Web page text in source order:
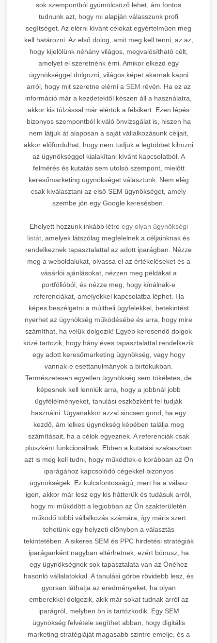
sok szempontból gyümölcsöző lehet, ám fontos
tudnunk azt, hogy mi alapján válasszunk profi
segítséget. Az elérni kívánt célokat egyértelműen meg
kell határozni. Az első dolog, amit meg kell tenni, az az,
hogy kijelölünk néhány világos, megvalósítható célt,
amelyet el szeretnénk érni. Amikor elkezd egy
ügynökséggel dolgozni, világos képet akarnak kapni
arról, hogy mit szeretne elérni a SEM révén. Ha ez az
információ már a kezdetektől készen áll a használatra,
akkor kis túlzással már elértük a félsikert. Ezen lépés
bizonyos szempontból kiváló önvizsgálat is, hiszen ha
nem látjuk át alaposan a saját vállalkozásunk céljait,
akkor előfordulhat, hogy nem tudjuk a legtöbbet kihozni
az ügynökséggel kialakítani kívánt kapcsolatból. A
felmérés és kutatás sem utolsó szempont, mielőtt
keresőmarketing ügynökséget választunk. Nem elég
csak kiválasztani az első SEM ügynökséget, amely
szembe jön egy Google keresésben.
Ehelyett hozzunk inkább létre egy olyan ügynökségi
listát, amelyek látszólag megfelelnek a céljainknak és
rendelkeznek tapasztalattal az adott iparágban. Nézze
meg a weboldalukat, olvassa el az értékeléseket és a
vásárlói ajánlásokat, nézzen meg példákat a
portfólióból, és nézze meg, hogy kínálnak-e
referenciákat, amelyekkel kapcsolatba léphet. Ha
képes beszélgetni a múltbeli ügyfelekkel, betekintést
nyerhet az ügynökség működésébe és arra, hogy mire
számíthat, ha velük dolgozik! Egyéb keresendő dolgok
közé tartozik, hogy hány éves tapasztalattal rendelkezik
egy adott keresőmarketing ügynökség, vagy hogy
vannak-e esettanulmányok a birtokukban.
Természetesen egyetlen ügynökség sem tökéletes, de
képesnek kell lenniük arra, hogy a jobbnál jobb
ügyfélélményeket, tanulási eszközként fel tudják
használni. Ugyanakkor azzal sincsen gond, ha egy
kezdő, ám lelkes ügynökség képében találja meg
számításait, ha a célok egyeznek. A referenciák csak
pluszként funkcionálnak. Ebben a kutatási szakaszban
azt is meg kell tudni, hogy működtek-e korábban az Ön
iparágához kapcsolódó cégekkel bizonyos
ügynökségek. Ez kulcsfontosságú, mert ha a válasz
igen, akkor már lesz egy kis hátterük és tudásuk arról,
hogy mi működött a legjobban az Ön szakterületén
működő többi vállalkozás számára, így máris szert
tehetünk egy helyzeti előnyben a választás
tekintetében. A sikeres SEM és PPC hirdetési stratégiák
iparáganként nagyban eltérhetnek, ezért bónusz, ha
egy ügynökségnek sok tapasztalata van az Önéhez
hasonló vállalatokkal. A tanulási görbe rövidebb lesz, és
gyorsan láthatja az eredményeket, ha olyan
emberekkel dolgozik, akik már sokat tudnak arról az
iparágról, melyben ön is tartózkodik. Egy SEM
ügynökség felvétele segíthet abban, hogy digitális
marketing stratégiáját magasabb szintre emelje, és a